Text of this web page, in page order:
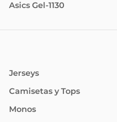
Asics Gel-1130
Jerseys
Camisetas y Tops
Monos